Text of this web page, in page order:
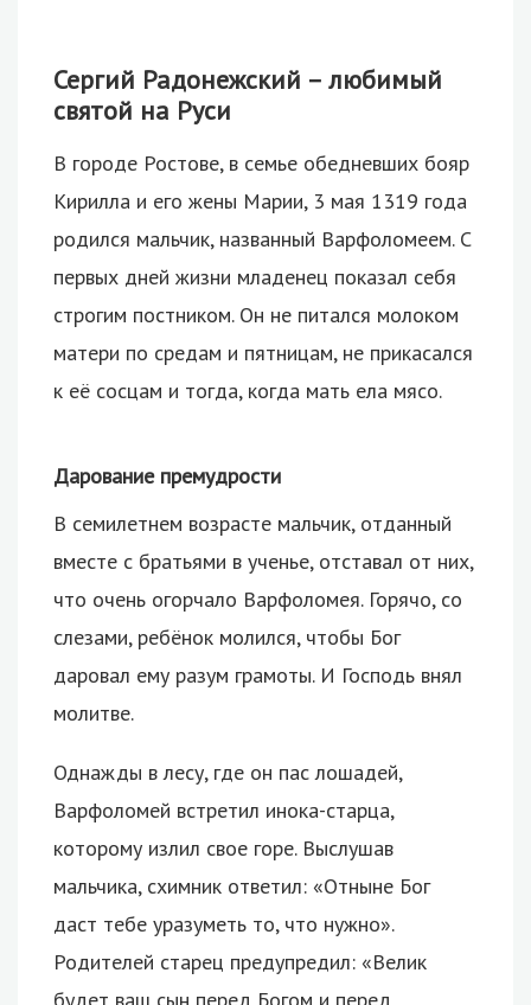
Сергий Радонежский – любимый
святой на Руси
В городе Ростове, в семье обедневших бояр
Кирилла и его жены Марии, 3 мая 1319 года
родился мальчик, названный Варфоломеем. С
первых дней жизни младенец показал себя
строгим постником. Он не питался молоком
матери по средам и пятницам, не прикасался
к её сосцам и тогда, когда мать ела мясо.
Дарование премудрости
В семилетнем возрасте мальчик, отданный
вместе с братьями в ученье, отставал от них,
что очень огорчало Варфоломея. Горячо, со
слезами, ребёнок молился, чтобы Бог
даровал ему разум грамоты. И Господь внял
молитве.
Однажды в лесу, где он пас лошадей,
Варфоломей встретил инока-старца,
которому излил свое горе. Выслушав
мальчика, схимник ответил: «Отныне Бог
даст тебе уразуметь то, что нужно».
Родителей старец предупредил: «Велик
будет ваш сын перед Богом и перед